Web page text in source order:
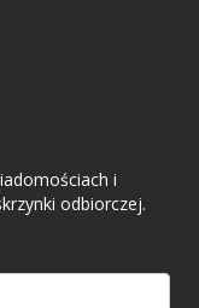
i
odbiorczej.